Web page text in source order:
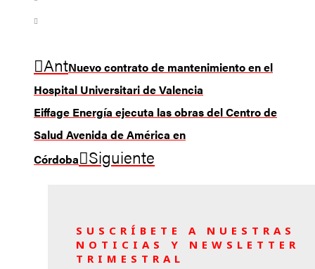
AntNuevo contrato de mantenimiento en el
Hospital Universitari de Valencia
Eiffage Energía ejecuta las obras del Centro de
Salud Avenida de América en
Córdoba
Siguiente
SUSCRÍBETE A NUESTRAS
NOTICIAS Y NEWSLETTER
TRIMESTRAL